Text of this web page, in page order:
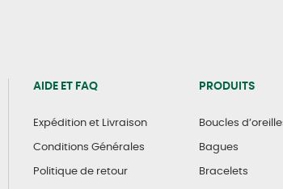
AIDE ET FAQ
Expédition et Livraison
Conditions Générales
Politique de retour
PRODUITS
Boucles
Bagues
Bracelets